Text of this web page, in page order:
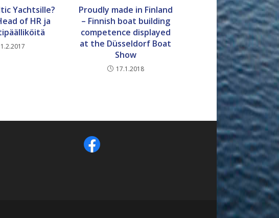
Yachtsille?
of HR ja
1.2.2017
Proudly made in Finland
– Finnish boat building
competence displayed
at the Düsseldorf Boat
Show
17.1.2018